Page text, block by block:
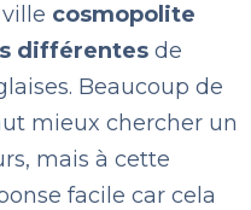
cosmopolite
différentesde
Beaucoup de
mieux chercher un
mais à cette
facile car cela